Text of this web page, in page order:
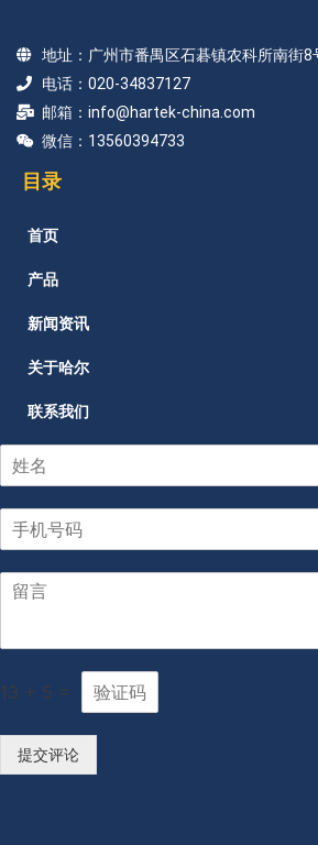
地址：广州市番禺区石碁镇农科所南街8
电话：020-34837127
邮箱：info@hartek-china.com
微信：13560394733
目录
首页
产品
新闻资讯
关于哈尔
联系我们
13 + 5 =
提交评论